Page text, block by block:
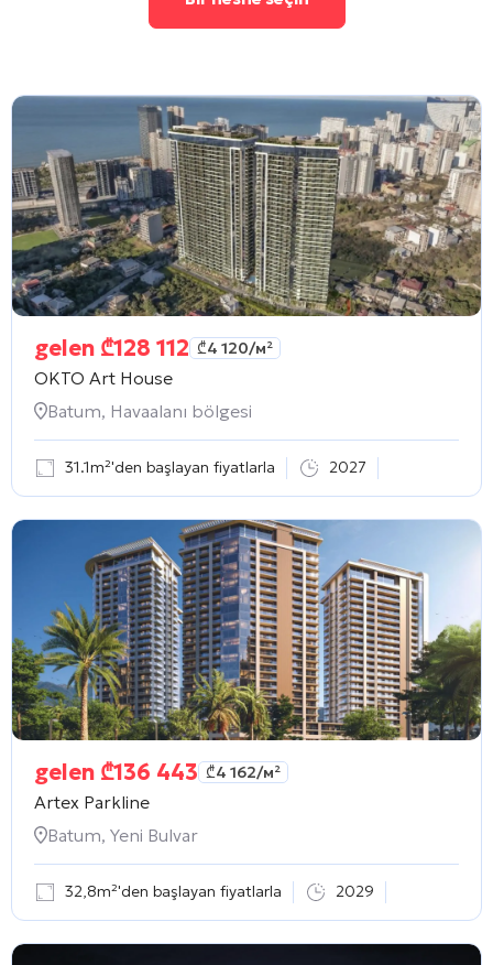
gelen ₾128 112 ₾4 120/м²
OKTO Art House
Batum, Havaalanı bölgesi
31.1m²'den başlayan fiyatlarla 2027
gelen ₾136 443 ₾4 162/м²
Artex Parkline
Batum, Yeni Bulvar
32,8m²'den başlayan fiyatlarla 2029